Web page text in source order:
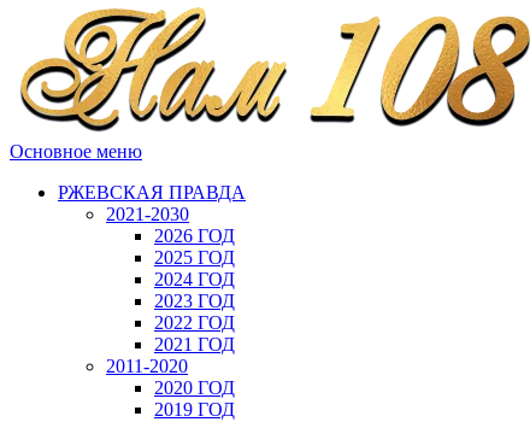
Основное меню
РЖЕВСКАЯ ПРАВДА
2021-2030
2026 ГОД
2025 ГОД
2024 ГОД
2023 ГОД
2022 ГОД
2021 ГОД
2011-2020
2020 ГОД
2019 ГОД